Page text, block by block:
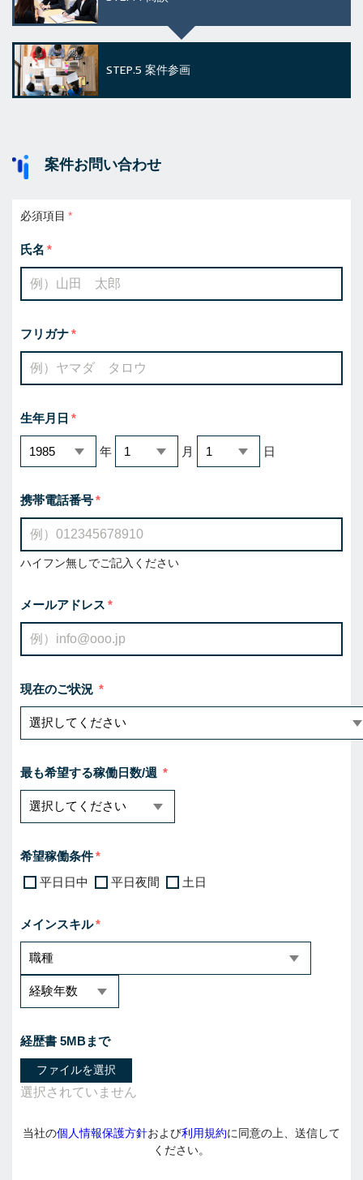
STEP.5 案件参画
案件お問い合わせ
必須項目
氏名
フリガナ
生年月日
年 月 日
携帯電話番号
ハイフン無しでご記入ください
メールアドレス
現在のご状況
最も希望する稼働日数/週
希望稼働条件
平日日中
平日夜間 土日
メインスキル
経歴書 5MBまで
ファイルを選択
当社の個人情報保護方針および利用規約に同意の上、送信して
ください。